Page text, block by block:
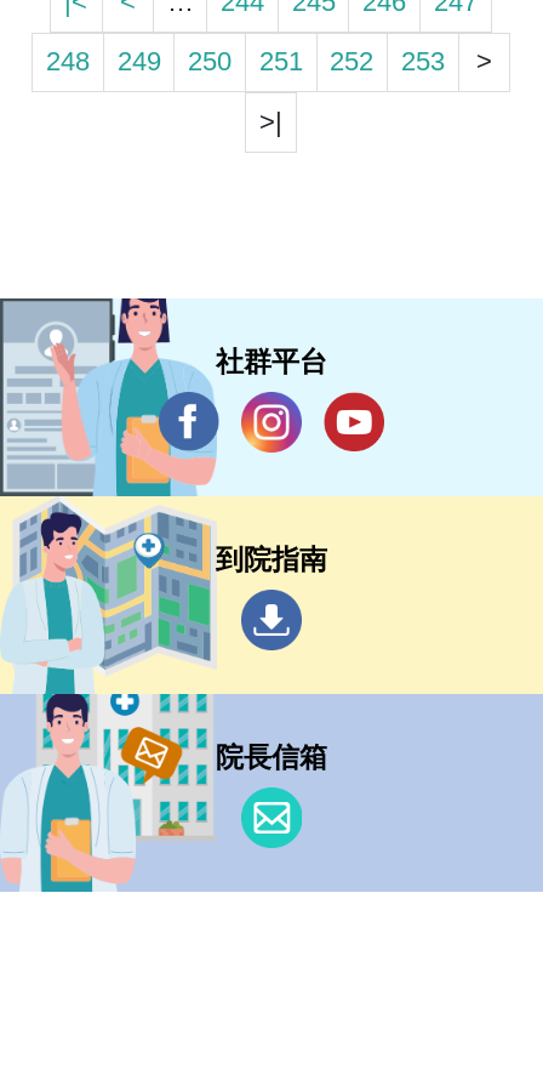
248
249 250 251 252 253
>
>|
社群平台
到院指南
院長信箱